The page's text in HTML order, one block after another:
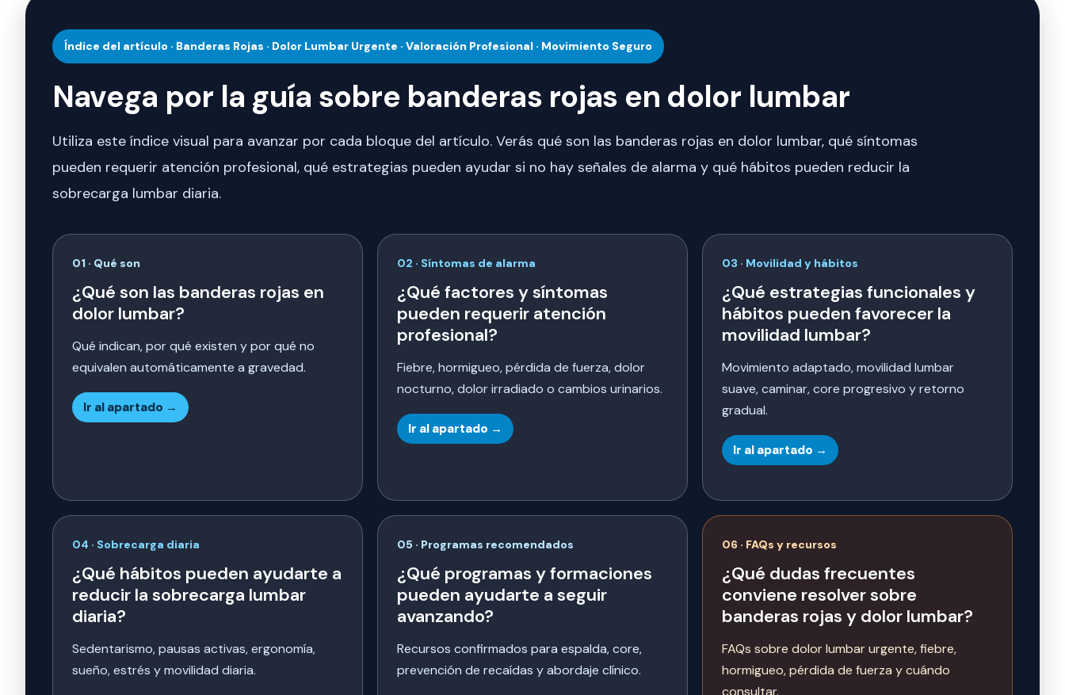
Índice del artículo · Banderas Rojas · Dolor Lumbar Urgente · Valoración Profesional · Movimiento Seguro
Navega por la guía sobre banderas rojas en dolor lumbar
Utiliza este índice visual para avanzar por cada bloque del artículo. Verás qué son las banderas rojas en dolor lumbar, qué síntomas
pueden requerir atención profesional, qué estrategias pueden ayudar si no hay señales de alarma y qué hábitos pueden reducir la
sobrecarga lumbar diaria.
01 · Qué son
¿Qué son las banderas rojas en
dolor lumbar?
Qué indican, por qué existen y por qué no
equivalen automáticamente a gravedad.
Ir al apartado →
02 · Síntomas de alarma
¿Qué factores y síntomas
pueden requerir atención
profesional?
Fiebre, hormigueo, pérdida de fuerza, dolor
nocturno, dolor irradiado o cambios urinarios.
Ir al apartado →
03 · Movilidad y hábitos
¿Qué estrategias funcionales y
hábitos pueden favorecer la
movilidad lumbar?
Movimiento adaptado, movilidad lumbar
suave, caminar, core progresivo y retorno
gradual.
Ir al apartado →
04 · Sobrecarga diaria
¿Qué hábitos pueden ayudarte a
reducir la sobrecarga lumbar
diaria?
Sedentarismo, pausas activas, ergonomía,
sueño, estrés y movilidad diaria.
05 · Programas recomendados
¿Qué programas y formaciones
pueden ayudarte a seguir
avanzando?
Recursos confirmados para espalda, core,
prevención de recaídas y abordaje clínico.
06 · FAQs y recursos
¿Qué dudas frecuentes
conviene resolver sobre
banderas rojas y dolor lumbar?
FAQs sobre dolor lumbar urgente, fiebre,
hormigueo, pérdida de fuerza y cuándo